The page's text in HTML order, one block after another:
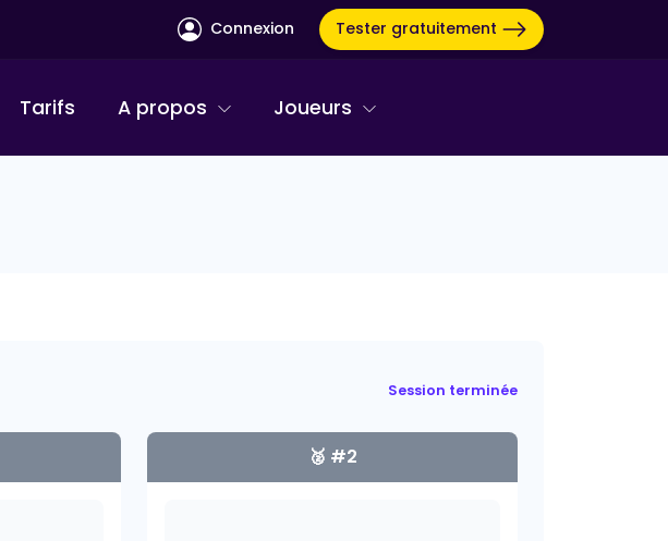
Connexion Tester gratuitement
Tarifs A propos Joueurs
Session terminée
🥈 #2